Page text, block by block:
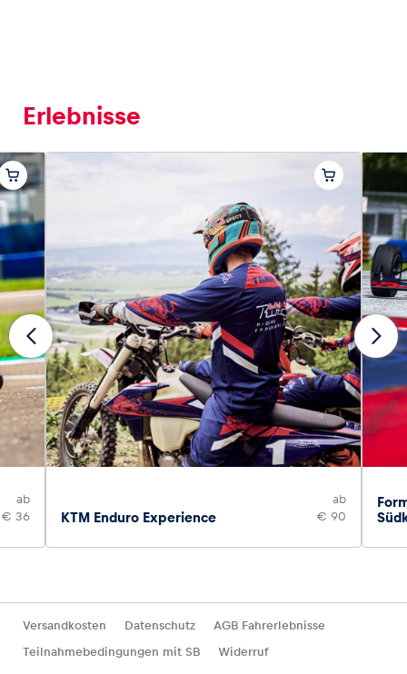
Erlebnisse
ab
€ 36
KTM Enduro Experience
ab
€ 90
Versandkosten Datenschutz
AGB Fahrerlebnisse
Teilnahmebedingungen mit SB
Widerruf